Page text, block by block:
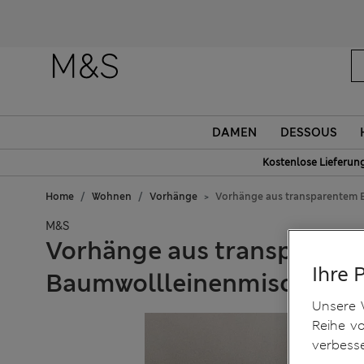
DAMEN DESSOUS
Kostenlose
Home Wohnen Vorhänge Vorhänge aus transparentem
M&S
Vorhänge aus
Ihre
Unsere
Reihe